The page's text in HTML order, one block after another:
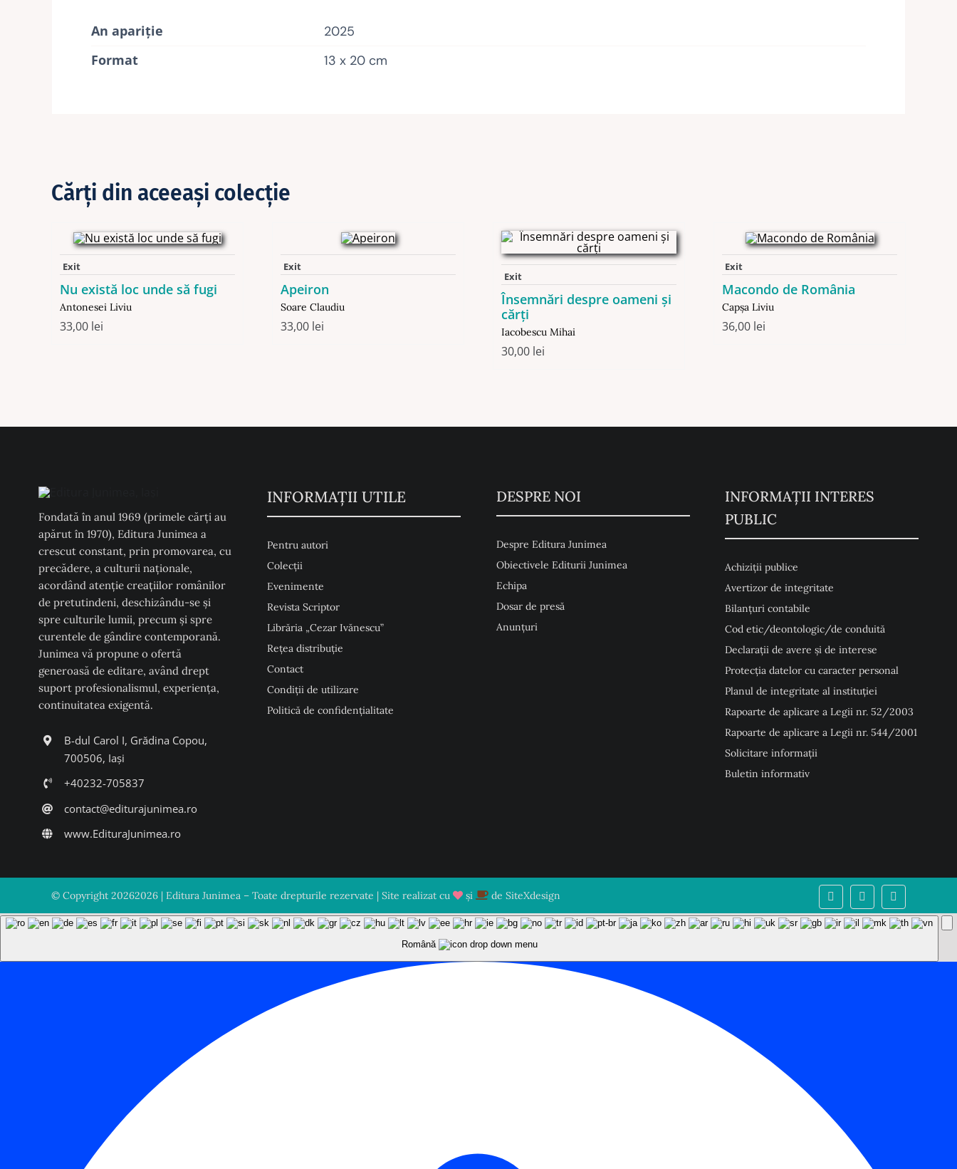
An apariție
2025
Format
13 x 20 cm
Cărţi din aceeaşi colecţie
Exit
Nu există loc unde să fugi
Antonesei Liviu
33,00 lei
Exit
Apeiron
Soare Claudiu
33,00 lei
Exit
Însemnări despre oameni și
cărți
Iacobescu Mihai
30,00 lei
Exit
Macondo de România
Capşa Liviu
36,00 lei
Fondată în anul 1969 (primele cărți au
apărut în 1970), Editura Junimea a
crescut constant, prin promovarea, cu
precădere, a culturii naţionale,
acordând atenţie creaţiilor românilor
de pretutindeni, deschizându-se şi
spre culturile lumii, precum şi spre
curentele de gândire contemporană.
Junimea vă propune o ofertă
generoasă de editare, având drept
suport profesionalismul, experiența,
continuitatea exigentă.
B-dul Carol I, Grădina Copou,
700506, Iași
+40232-705837
contact@editurajunimea.ro
www.EdituraJunimea.ro
INFORMAŢII UTILE
Pentru autori
Colecţii
Evenimente
Revista Scriptor
Librăria „Cezar Ivănescu”
Rețea distribuție
Contact
Condiţii de utilizare
Politică de confidențialitate
DESPRE NOI
Despre Editura Junimea
Obiectivele Editurii Junimea
Echipa
Dosar de presă
Anunţuri
INFORMAȚII INTERES
PUBLIC
Achiziții publice
Avertizor de integritate
Bilanțuri contabile
Cod etic/deontologic/de conduită
Declarații de avere și de interese
Protecția datelor cu caracter personal
Planul de integritate al instituției
Rapoarte de aplicare a Legii nr. 52/2003
Rapoarte de aplicare a Legii nr. 544/2001
Solicitare informații
Buletin informativ
© Copyright 20262026 | Editura Junimea – Toate drepturile rezervate | Site realizat cu și de SiteXdesign
Română